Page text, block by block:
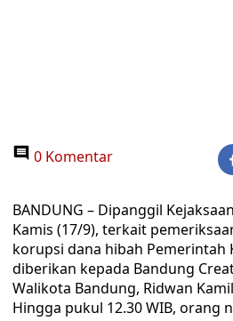
0 Komentar
BANDUNG – Dipanggil
Kamis (17/9), terkait
korupsi dana hibah Pemerintah
diberikan kepada Bandung
Walikota Bandung, Ridwan
Hingga pukul 12.30 WIB, orang